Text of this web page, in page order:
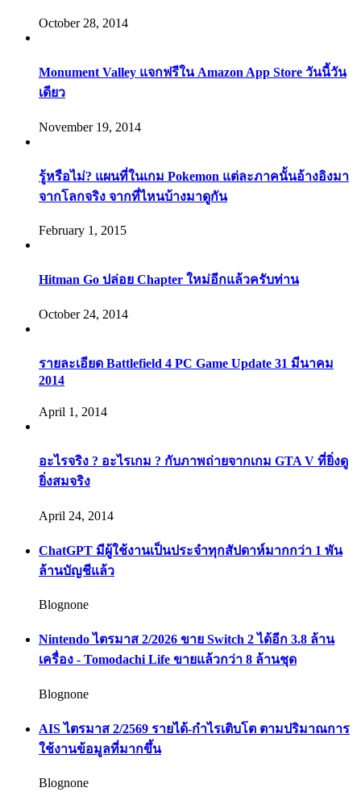
October 28, 2014
Monument Valley แจกฟรีใน Amazon App Store วันนี้วัน
เดียว
November 19, 2014
รู้หรือไม่? แผนที่ในเกม Pokemon แต่ละภาคนั้นอ้างอิงมา
จากโลกจริง จากที่ไหนบ้างมาดูกัน
February 1, 2015
Hitman Go ปล่อย Chapter ใหม่อีกแล้วครับท่าน
October 24, 2014
รายละเอียด Battlefield 4 PC Game Update 31 มีนาคม
2014
April 1, 2014
อะไรจริง ? อะไรเกม ? กับภาพถ่ายจากเกม GTA V ที่ยิ่งดู
ยิ่งสมจริง
April 24, 2014
ChatGPT มีผู้ใช้งานเป็นประจำทุกสัปดาห์มากกว่า 1 พัน
ล้านบัญชีแล้ว
Blognone
Nintendo ไตรมาส 2/2026 ขาย Switch 2 ได้อีก 3.8 ล้าน
เครื่อง - Tomodachi Life ขายแล้วกว่า 8 ล้านชุด
Blognone
AIS ไตรมาส 2/2569 รายได้-กำไรเติบโต ตามปริมาณการ
ใช้งานข้อมูลที่มากขึ้น
Blognone